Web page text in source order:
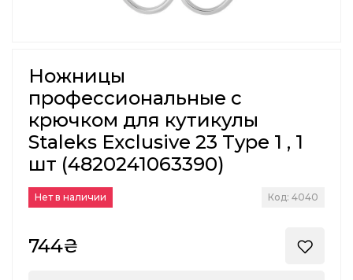
Ножницы
профессиональные с
крючком для кутикулы
Staleks Exclusive 23 Type 1 , 1
шт (4820241063390)
Нет в наличии Код: 4040
744₴